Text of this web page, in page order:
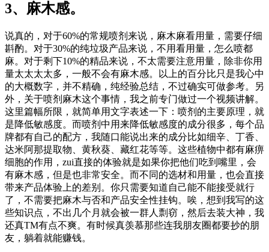
3、麻木感。
说真的，对于60%的常规喷剂来说，麻木麻看用量，需要仔细
斟酌。对于30%的纯垃圾产品来说，不用看用量，怎么喷都
麻。对于剩下10%的精品来说，不太需要注意用量，除非你用
量太太太太多，一般不会有麻木感。以上的百分比只是我心中
的大概数字，并不精确，纯经验总结，不过确实可做参考。另
外，关于喷剂麻木这个事情，我之前专门做过一个视频讲解。
这里篇幅所限，就简单用文字表述一下：喷剂的主要原理，就
是降低敏感度。而喷剂中用来降低敏感度的成分很多，每个品
牌都有自己的配方，我随口能说出来的成分比如细辛、丁香、
达米阿那提取物、黄秋葵、藏红花等等。这些植物中都有麻痹
细胞的作用，zui直接的体验就是如果你把他们吃到嘴里，会
有麻木感，但是也非常安全。而不同的选材和用量，也会直接
带来产品体验上的差别。你只需要知道自己能不能接受就行
了，不需要把麻木与否和产品安全性挂钩。唉，想到我写的这
些知识点，不出几个月就会被一群人剽窃，然后去装大神，我
还真TM有点不爽。有时候真羡慕那些连我朋友圈都要抄的朋
友，躺着就能赚钱。